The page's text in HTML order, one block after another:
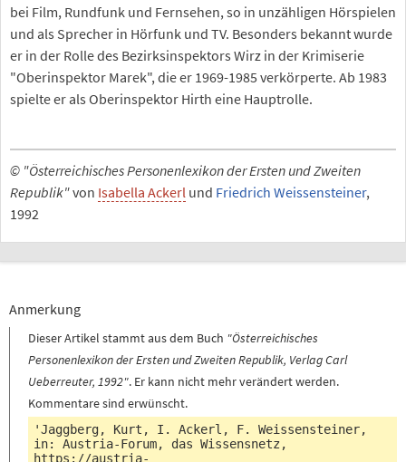
bei Film, Rundfunk und Fernsehen, so in unzähligen Hörspielen
und als Sprecher in Hörfunk und TV. Besonders bekannt wurde
er in der Rolle des Bezirksinspektors Wirz in der Krimiserie
"Oberinspektor Marek", die er 1969-1985 verkörperte. Ab 1983
spielte er als Oberinspektor Hirth eine Hauptrolle.
© "Österreichisches Personenlexikon der Ersten und Zweiten
Republik"von Isabella Ackerl und Friedrich Weissensteiner,
1992
Anmerkung
Dieser Artikel stammt aus dem Buch "Österreichisches
Personenlexikon der Ersten und Zweiten Republik, Verlag Carl
Ueberreuter, 1992". Er kann nicht mehr verändert werden.
Kommentare sind erwünscht.
'Jaggberg, Kurt, I. Ackerl, F. Weissensteiner,
in: Austria-Forum, das Wissensnetz,
https://austria-